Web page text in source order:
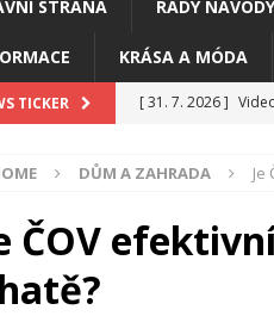
STRANA RADY NÁVODY
KRÁSA A MÓDA
TICKER [ 31. 7. 2026 ]
[ 8. 7. 2026 ]
[ 7. 7. 2026 ]
DŮM A ZAHRADA Je
ČOV